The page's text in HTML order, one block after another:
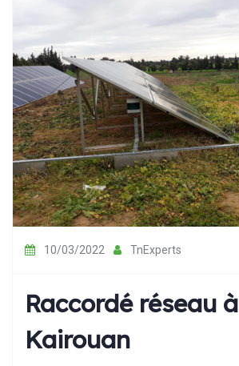
10/03/2022 TnExperts
Raccordé réseau à
Kairouan